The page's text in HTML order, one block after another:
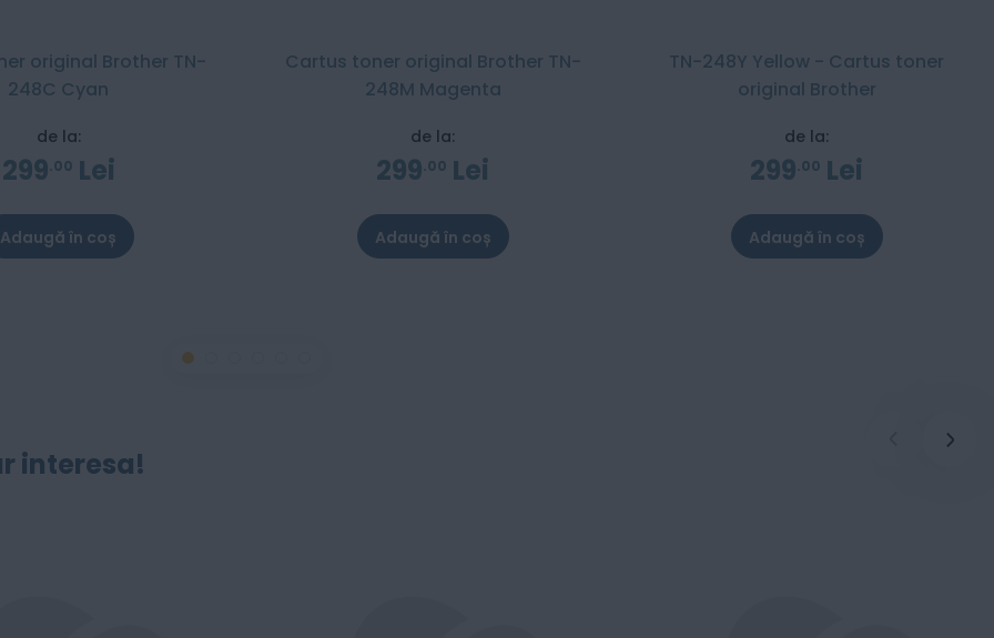
original Brother TN-
248C Cyan
de la:
299 00 Lei
Adaugă în coș
Cartus toner original Brother TN-
248M Magenta
de la:
299 00 Lei
Adaugă în coș
TN-248Y Yellow - Cartus toner
original Brother
de la:
299 00 Lei
Adaugă în coș
interesa!